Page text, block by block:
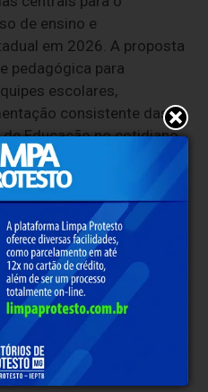
de ensino e
em 2026. A proposta
pedagógica para
escolares,
consistente das
Educação no cotidiano
a apresentação da
trimestralidade, que passa
e a avaliação
No ano letivo de
em três
distribuição de
trimestre, 30 no